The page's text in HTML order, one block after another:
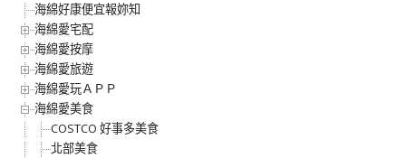
海綿好康便宜報妳知
海綿愛宅配
海綿愛按摩
海綿愛旅遊
海綿愛玩ＡＰＰ
海綿愛美食
COSTCO 好事多美食
北部美食